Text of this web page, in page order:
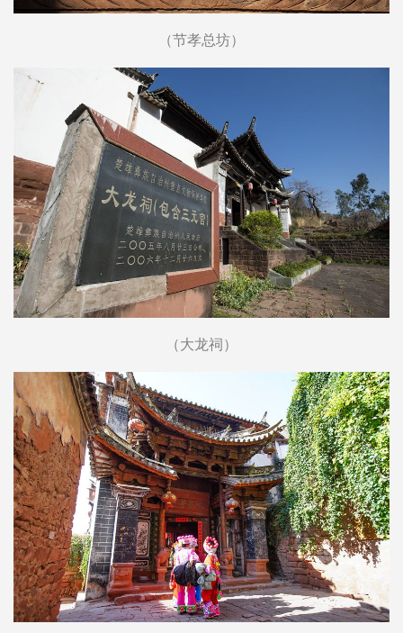
（节孝总坊）
（大龙祠）